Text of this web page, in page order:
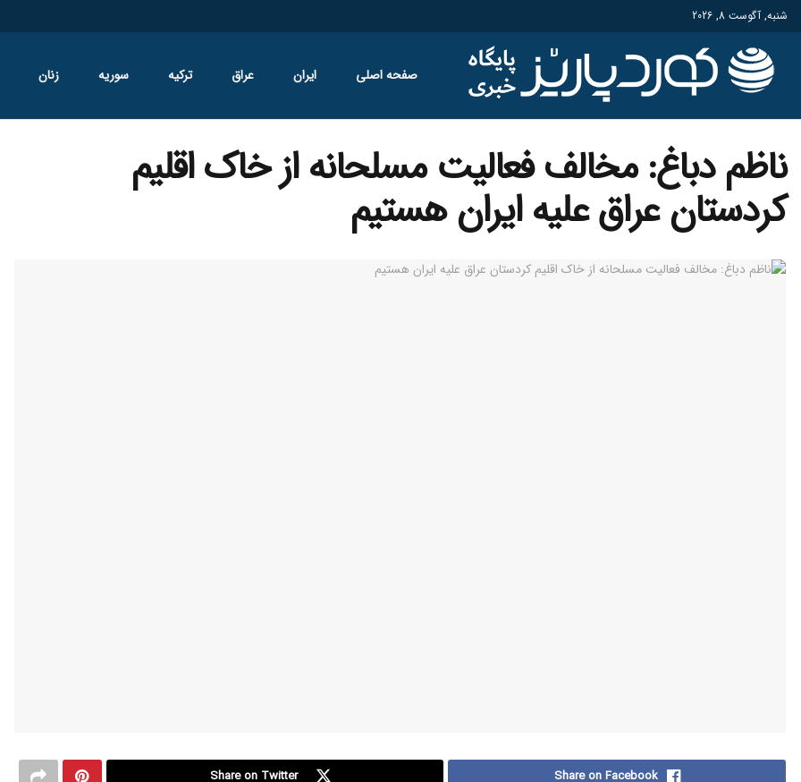
شنبه, آگوست 8, 2026
صفحه اصلی ایران عراق ترکیه سوریه زنان
ناظم دباغ: مخالف فعالیت مسلحانه‌ از خاک اقلیم
کردستان عراق علیه ایران هستیم
Share on Facebook
Share on Twitter